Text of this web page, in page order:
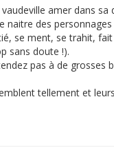
amer dans sa
naitre des
se ment, se trahit,
sans doute !).
pas à de
tellement et